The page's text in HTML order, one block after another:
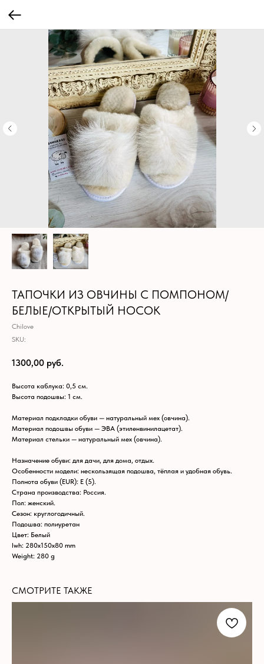
ТАПОЧКИ ИЗ ОВЧИНЫ С ПОМПОНОМ/
БЕЛЫЕ/ОТКРЫТЫЙ НОСОК
Chilove
SKU:
1300,00 руб.
Высота каблука: 0,5 см.
Высота подошвы: 1 см.
Материал подкладки обуви — натуральный мех (овчина).
Материал подошвы обуви — ЭВА (этиленвинилацетат).
Материал стельки — натуральный мех (овчина).
Назначение обуви: для дачи, для дома, отдых.
Особенности модели: нескользящая подошва, тёплая и удобная обувь.
Полнота обуви (EUR): E (5).
Страна производства: Россия.
Пол: женский.
Сезон: круглогодичный.
Подошва: полиуретан
Цвет: Белый
lwh: 280x150x80 mm
Weight: 280 g
СМОТРИТЕ ТАКЖЕ